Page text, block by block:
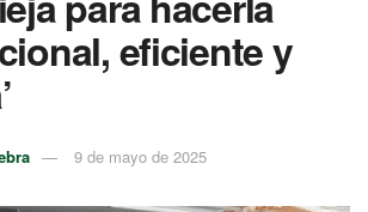
eficiente y
9 de mayo de 2025